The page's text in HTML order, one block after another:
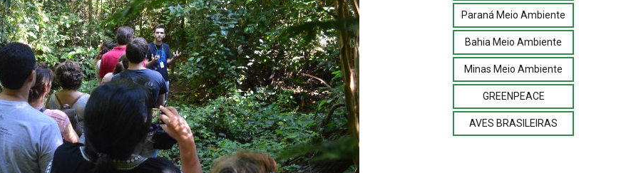
Paraná Meio Ambiente
Bahia Meio Ambiente
Minas Meio Ambiente
GREENPEACE
AVES BRASILEIRAS